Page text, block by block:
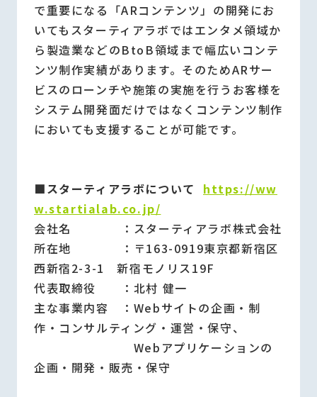
で重要になる「ARコンテンツ」の開発にお
いてもスターティアラボではエンタメ領域か
ら製造業などのBtoB領域まで幅広いコンテ
ンツ制作実績があります。そのためARサー
ビスのローンチや施策の実施を行うお客様を
システム開発面だけではなくコンテンツ制作
においても支援することが可能です。
■スターティアラボについて https://ww
w.startialab.co.jp/
会社名 ：スターティアラボ株式会社
所在地 ：〒163-0919東京都新宿区
西新宿2-3-1 新宿モノリス19F
代表取締役 ：北村 健一
主な事業内容 ：Webサイトの企画・制
作・コンサルティング・運営・保守、
Webアプリケーションの
企画・開発・販売・保守